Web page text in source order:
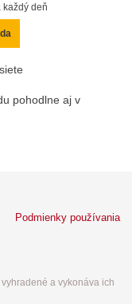
každý deň
pohodlne aj v
Podmienky používania
a vykonáva ich